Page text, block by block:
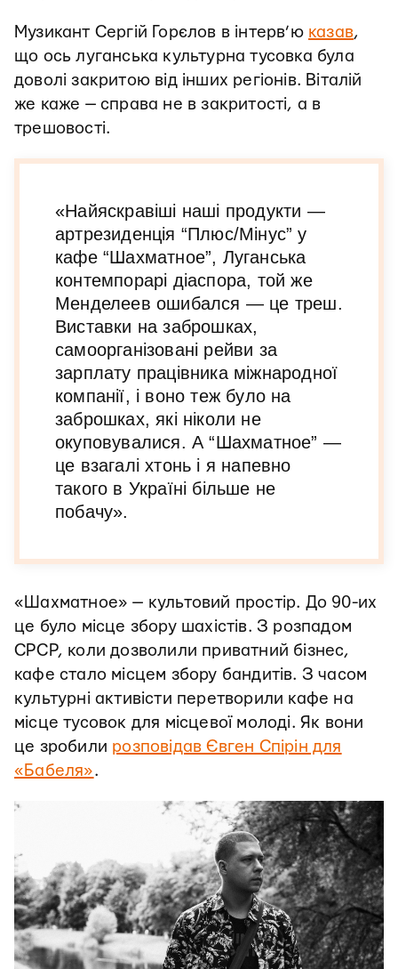
Музикант Сергій Горєлов в інтерв’ю казав,
що ось луганська культурна тусовка була
доволі закритою від інших регіонів. Віталій
же каже — справа не в закритості, а в
трешовості.
«Найяскравіші наші продукти —
артрезиденція “Плюс/Мінус” у
кафе “Шахматное”, Луганська
контемпорарі діаспора, той же
Менделеев ошибался — це треш.
Виставки на заброшках,
самоорганізовані рейви за
зарплату працівника міжнародної
компанії, і воно теж було на
заброшках, які ніколи не
окуповувалися. А “Шахматное” —
це взагалі хтонь і я напевно
такого в Україні більше не
побачу».
«Шахматное» — культовий простір. До 90-их
це було місце збору шахістів. З розпадом
СРСР, коли дозволили приватний бізнес,
кафе стало місцем збору бандитів. З часом
культурні активісти перетворили кафе на
місце тусовок для місцевої молоді. Як вони
це зробили розповідав Євген Спірін для
«Бабеля».